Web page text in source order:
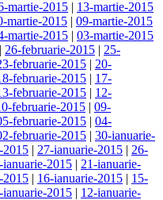
martie-2015 | 13-martie-2015
martie-2015 | 09-martie-2015
martie-2015 | 03-martie-2015
| 26-februarie-2015 | 25-
februarie-2015 | 20-
februarie-2015 | 17-
februarie-2015 | 12-
februarie-2015 | 09-
februarie-2015 | 04-
februarie-2015 | 30-ianuarie-
2015 | 27-ianuarie-2015 | 26-
ianuarie-2015 | 21-ianuarie-
2015 | 16-ianuarie-2015 | 15-
ianuarie-2015 | 12-ianuarie-